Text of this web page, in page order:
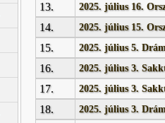
13. 2025. július 16.
14. 2025. július 15.
15. 2025. július 5.
16. 2025. július 3.
17. 2025. július 3.
18. 2025. július 3.